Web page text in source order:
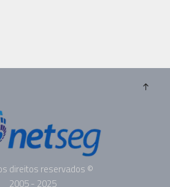
direitos reservados ©
2005 - 2025